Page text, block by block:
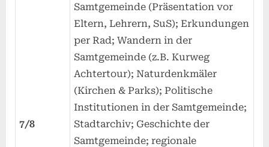
7/8
Samtgemeinde (Präsentation vor
Eltern, Lehrern, SuS); Erkundungen
per Rad; Wandern in der
Samtgemeinde (z.B. Kurweg
Achtertour); Naturdenkmäler
(Kirchen & Parks); Politische
Institutionen in der Samtgemeinde;
Stadtarchiv; Geschichte der
Samtgemeinde; regionale